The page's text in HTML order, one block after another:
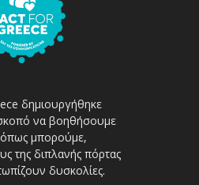
δημιουργήθηκε
να βοηθήσουμε
μπορούμε,
της διπλανής πόρτας
δυσκολίες.